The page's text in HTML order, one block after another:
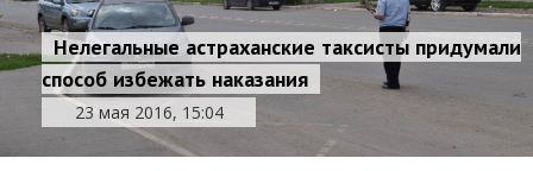
Нелегальные астраханские таксисты придумали
способ избежать наказания
23 мая 2016, 15:04